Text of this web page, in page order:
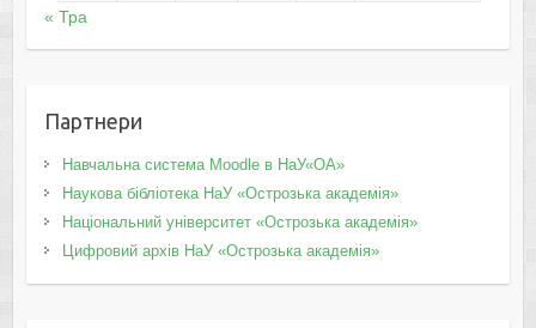
« Тра
Партнери
Навчальна система Moodle в НаУ«ОА»
Наукова бібліотека НаУ «Острозька академія»
Національний університет «Острозька академія»
Цифровий архів НаУ «Острозька академія»